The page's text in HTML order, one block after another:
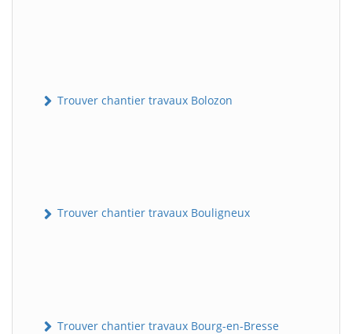
Trouver chantier travaux Bolozon
Trouver chantier travaux Bouligneux
Trouver chantier travaux Bourg-en-Bresse